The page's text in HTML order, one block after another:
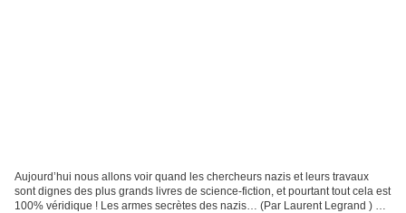
Aujourd’hui nous allons voir quand les chercheurs nazis et leurs travaux
sont dignes des plus grands livres de science-fiction, et pourtant tout cela est
100% véridique ! Les armes secrètes des nazis… (Par Laurent Legrand ) 8